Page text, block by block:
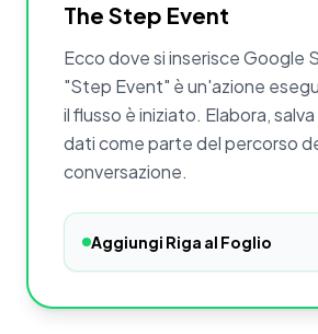
The Step Event
Ecco dove si inserisce Google
"Step Event" è un'azione
il flusso è iniziato. Elabora,
dati come parte del percorso
conversazione.
Aggiungi Riga al Foglio